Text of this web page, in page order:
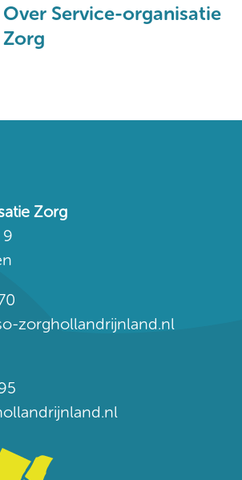
Over Service-organisatie
Zorg
Zorg
zorghollandrijnland.nl